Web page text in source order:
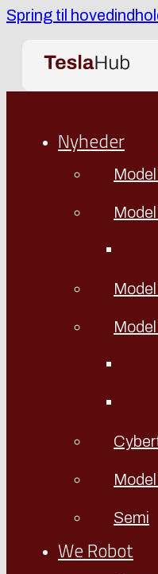
Spring til
Nyheder
Semi
We Robot